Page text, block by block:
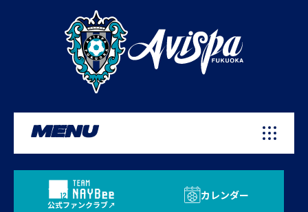
MENU
公式ファンクラブ
カレンダー